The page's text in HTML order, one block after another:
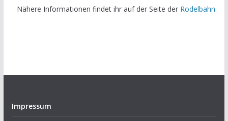
Nähere Informationen findet ihr auf der Seite der Rodelbahn.
Impressum